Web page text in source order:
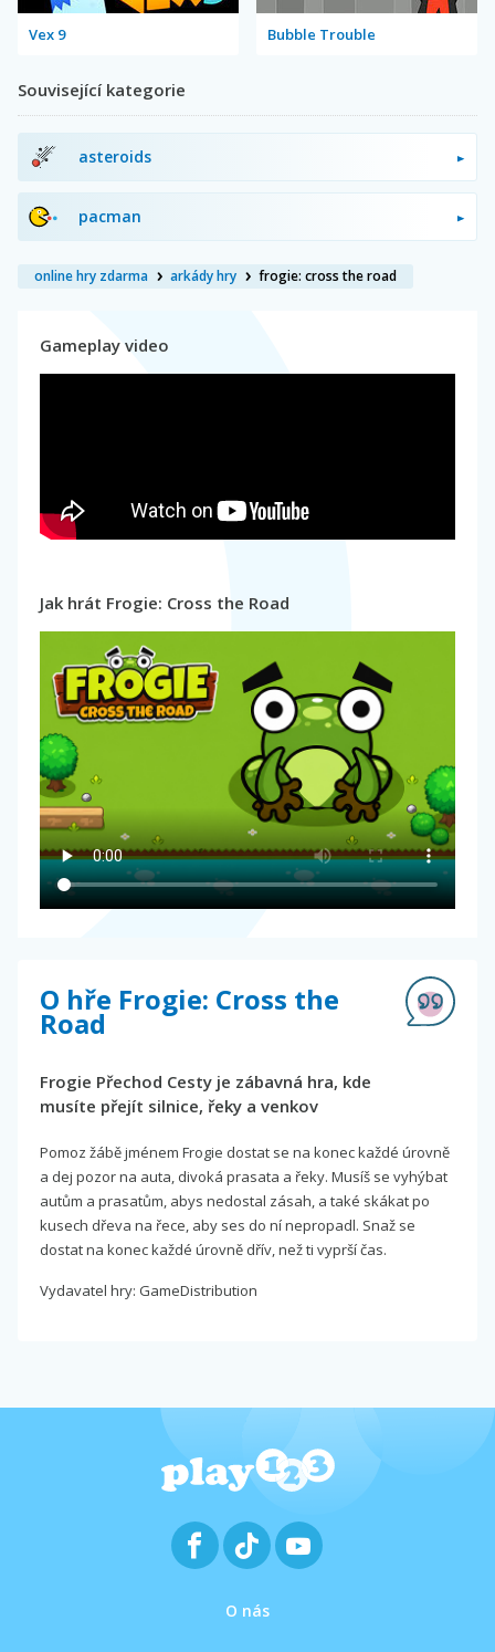
Vex 9 Bubble Trouble
Související kategorie
asteroids
pacman
online hry zdarma arkády hry frogie: cross the road
Gameplay video
Jak hrát Frogie: Cross the Road
O hře Frogie: Cross the
Road
Frogie Přechod Cesty je zábavná hra, kde
musíte přejít silnice, řeky a venkov
Pomoz žábě jménem Frogie dostat se na konec každé úrovně
a dej pozor na auta, divoká prasata a řeky. Musíš se vyhýbat
autům a prasatům, abys nedostal zásah, a také skákat po
kusech dřeva na řece, aby ses do ní nepropadl. Snaž se
dostat na konec každé úrovně dřív, než ti vyprší čas.
Vydavatel hry: GameDistribution
O nás